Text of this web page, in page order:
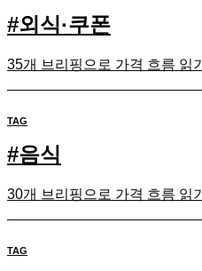
#외식·쿠폰
35개 브리핑으로 가격 흐름 읽기
TAG
#음식
30개 브리핑으로 가격 흐름 읽기
TAG